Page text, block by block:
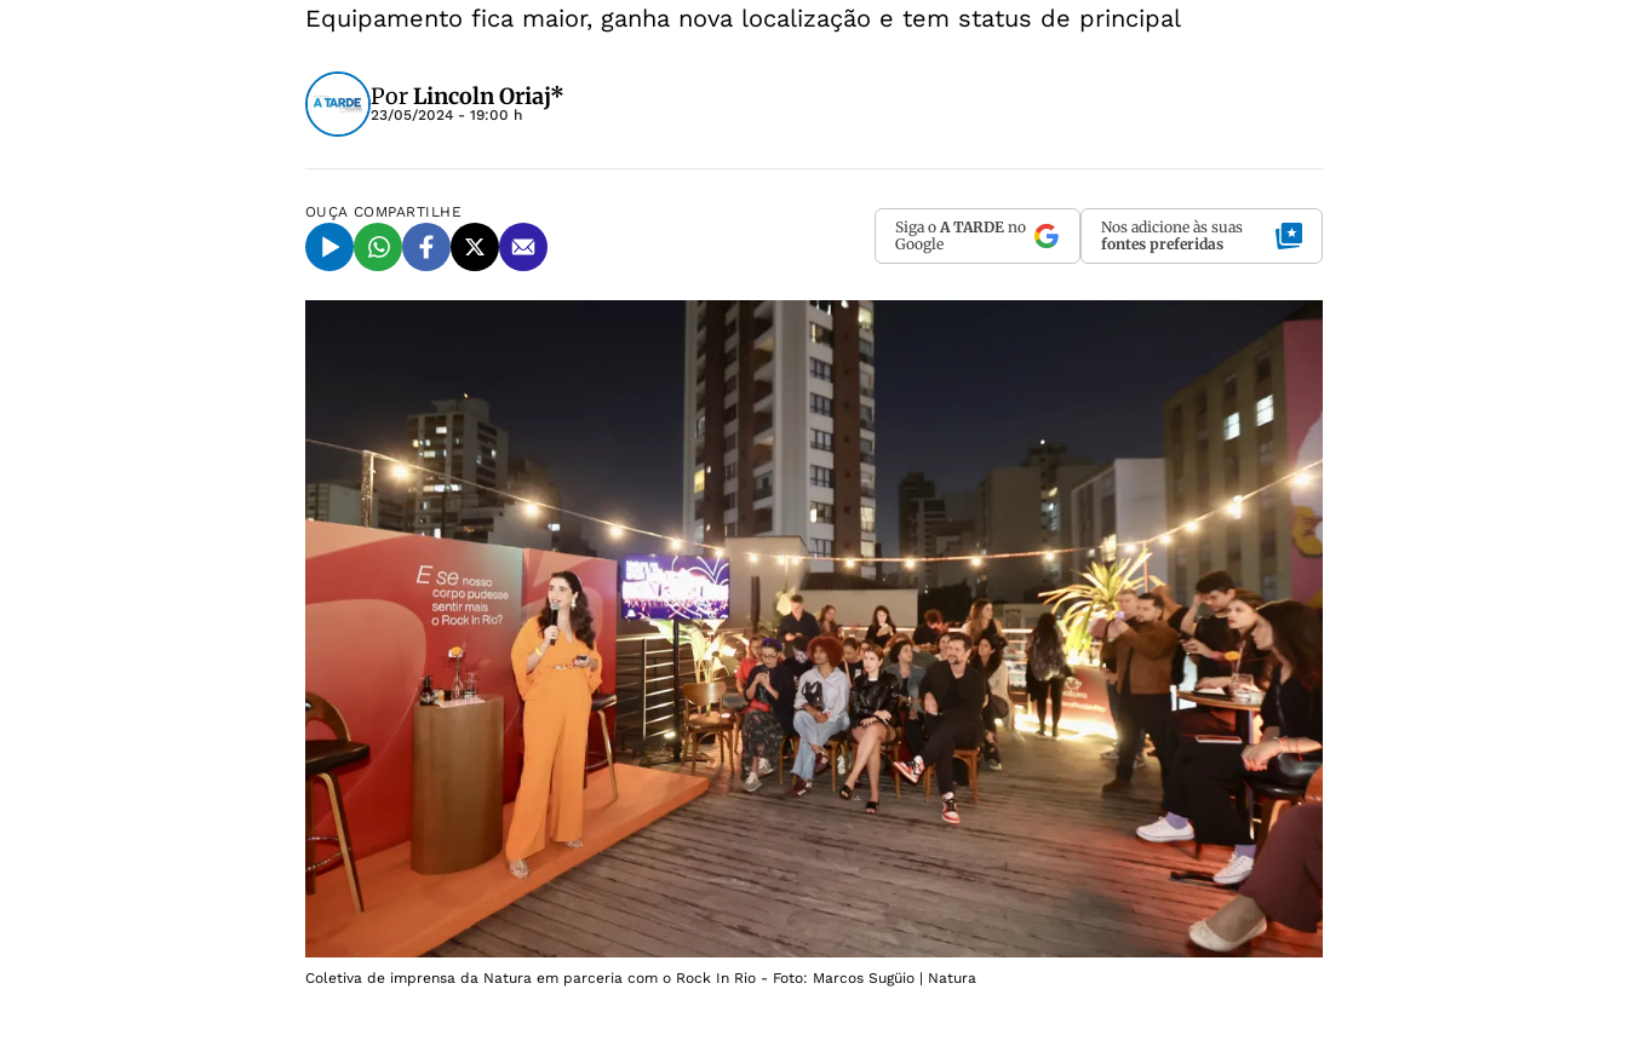
Equipamento fica maior, ganha nova localização e tem status de principal
PorLincoln Oriaj*
23/05/2024 - 19:00 h
OUÇA COMPARTILHE
Siga o A TARDE no
Google
Nos adicione às suas
fontes preferidas
Coletiva de imprensa da Natura em parceria com o Rock In Rio - Foto: Marcos Sugüio | Natura